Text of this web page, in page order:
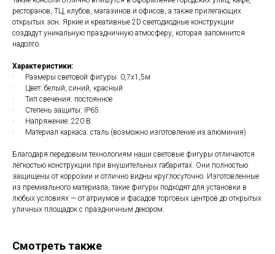
ресторанов, ТЦ, клубов, магазинов и офисов, а также прилегающих
открытых зон. Яркие и креативные 2D светодиодные конструкции
создадут уникальную праздничную атмосферу, которая запомнится
надолго.
Характеристики:
· Размеры световой фигуры: 0,7х1,5м
· Цвет: белый, синий, красный
· Тип свечения: постоянное
· Степень защиты: IP65.
· Напряжение: 220 В.
· Материал каркаса: сталь (возможно изготовление из алюминия)
Благодаря передовым технологиям наши световые фигуры отличаются
лёгкостью конструкции при внушительных габаритах. Они полностью
защищены от коррозии и отлично видны круглосуточно. Изготовленные
из премиального материала, такие фигуры подходят для установки в
любых условиях — от атриумов и фасадов торговых центров до открытых
уличных площадок с праздничным декором.
Смотреть также